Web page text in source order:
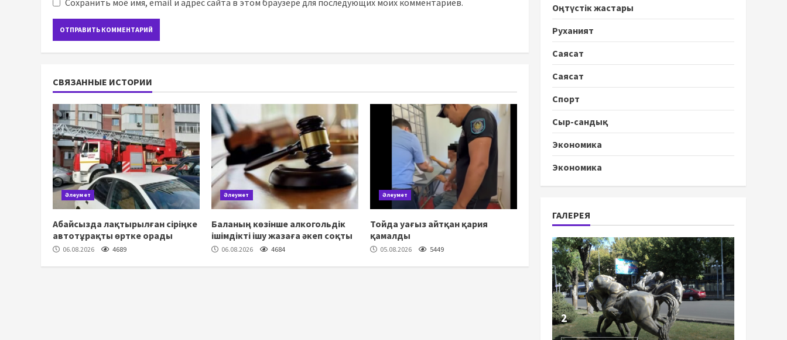
СВЯЗАННЫЕ ИСТОРИИ
Әлеумет
Абайсызда лақтырылған сіріңке
автотұрақты өртке орады
06.08.2026 4689
Әлеумет
Баланың көзінше алкогольдік
ішімдікті ішу жазаға әкеп соқты
06.08.2026 4684
Әлеумет
Тойда уағыз айтқан қария
қамалды
05.08.2026 5449
Оңтүстік жастары
Руханият
Саясат
Саясат
Спорт
Сыр-сандық
Экономика
Экономика
ГАЛЕРЕЯ
2